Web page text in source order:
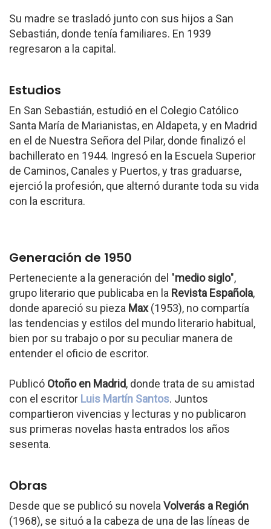
Su madre se trasladó junto con sus hijos a San
Sebastián, donde tenía familiares. En 1939
regresaron a la capital.
Estudios
En San Sebastián, estudió en el Colegio Católico
Santa María de Marianistas, en Aldapeta, y en Madrid
en el de Nuestra Señora del Pilar, donde finalizó el
bachillerato en 1944. Ingresó en la Escuela Superior
de Caminos, Canales y Puertos, y tras graduarse,
ejerció la profesión, que alternó durante toda su vida
con la escritura.
Generación de 1950
Perteneciente a la generación del "medio siglo",
grupo literario que publicaba en la Revista Española,
donde apareció su pieza Max(1953), no compartía
las tendencias y estilos del mundo literario habitual,
bien por su trabajo o por su peculiar manera de
entender el oficio de escritor.
Publicó Otoño en Madrid, donde trata de su amistad
con el escritor Luis Martín Santos. Juntos
compartieron vivencias y lecturas y no publicaron
sus primeras novelas hasta entrados los años
sesenta.
Obras
Desde que se publicó su novela Volverás a Región
(1968), se situó a la cabeza de una de las líneas de